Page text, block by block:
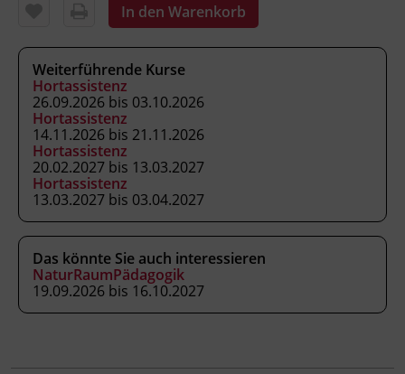
Gesetzliche Grundlagen
BildungsRahmenPlan
Prinzipien für elementare Bildung
Bild vom Kind
Entwicklungspsychologie
Sprachentwicklung und -förderung
Bewegung und Gesundheit
Alltag als Lern- und Erfahrungsfeld
Kommunikation und Teamarbeit
Erste Hilfe für Kindernotfälle
Kursformat
Blended Learning
In den Warenkorb
Weiterführende Kurse
Hortassistenz
26.09.2026 bis 03.10.2026
Hortassistenz
14.11.2026 bis 21.11.2026
Hortassistenz
20.02.2027 bis 13.03.2027
Hortassistenz
13.03.2027 bis 03.04.2027
Das könnte Sie auch interessieren
NaturRaumPädagogik
19.09.2026 bis 16.10.2027